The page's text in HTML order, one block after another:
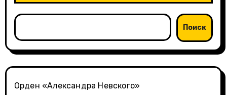
Поиск
Орден «Александра Невского»